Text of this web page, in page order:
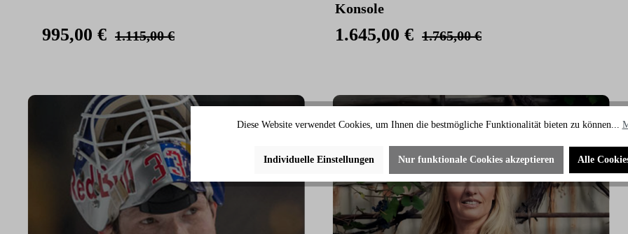
995,00 € 1.115,00 €
Konsole
1.645,00 € 1.765,00 €
Diese Website verwendet Cookies, um Ihnen die bestmögliche Funktionalität bieten zu können...
Individuelle Einstellungen Nur funktionale Cookies akzeptieren Alle